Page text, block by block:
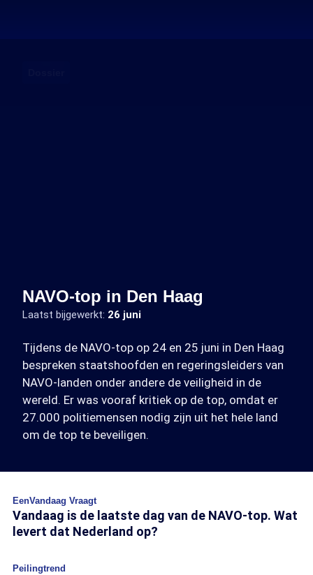
NAVO-top in Den Haag
Laatst bijgewerkt: 26 juni
Tijdens de NAVO-top op 24 en 25 juni in Den Haag
bespreken staatshoofden en regeringsleiders van
NAVO-landen onder andere de veiligheid in de
wereld. Er was vooraf kritiek op de top, omdat er
27.000 politiemensen nodig zijn uit het hele land
om de top te beveiligen.
EenVandaag Vraagt
Vandaag is de laatste dag van de NAVO-top. Wat
levert dat Nederland op?
Peilingtrend